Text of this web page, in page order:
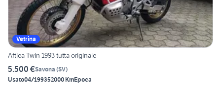
Vetrina
Aftica Twin 1993 tutta originale
5.500 €Savona (SV)
Usato04/199352000 KmEpoca